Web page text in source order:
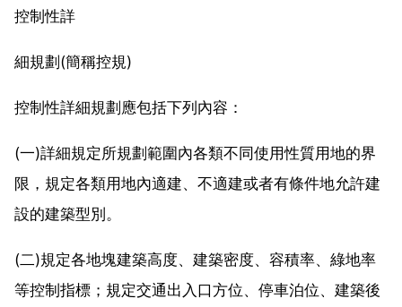
控制性詳
細規劃(簡稱控規)
控制性詳細規劃應包括下列內容：
(一)詳細規定所規劃範圍內各類不同使用性質用地的界
限，規定各類用地內適建、不適建或者有條件地允許建
設的建築型別。
(二)規定各地塊建築高度、建築密度、容積率、綠地率
等控制指標；規定交通出入口方位、停車泊位、建築後